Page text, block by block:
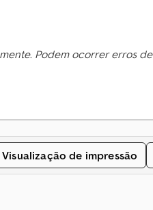
Podem ocorrer erros de
Visualização de impressão